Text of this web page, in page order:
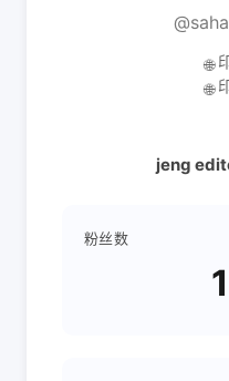
🌐
🌐
jeng
粉丝数